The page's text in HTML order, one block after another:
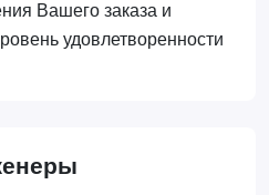
Вашего заказа и
удовлетворенности